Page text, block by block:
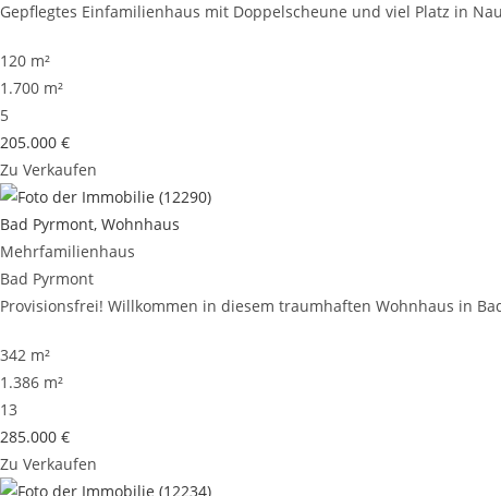
Gepflegtes Einfamilienhaus mit Doppelscheune und viel Platz in
120 m²
1.700 m²
5
205.000 €
Zu Verkaufen
Bad Pyrmont, Wohnhaus
Mehrfamilienhaus
Bad Pyrmont
Provisionsfrei! Willkommen in diesem traumhaften Wohnhaus in
342 m²
1.386 m²
13
285.000 €
Zu Verkaufen